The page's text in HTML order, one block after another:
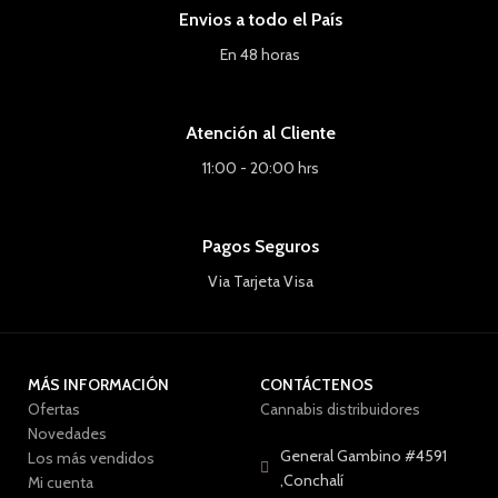
Envios a todo el País
En 48 horas
Atención al Cliente
11:00 - 20:00 hrs
Pagos Seguros
Via Tarjeta Visa
MÁS INFORMACIÓN
Ofertas
Novedades
Los más vendidos
Mi cuenta
CONTÁCTENOS
Cannabis distribuidores
General Gambino #4591
,Conchalí